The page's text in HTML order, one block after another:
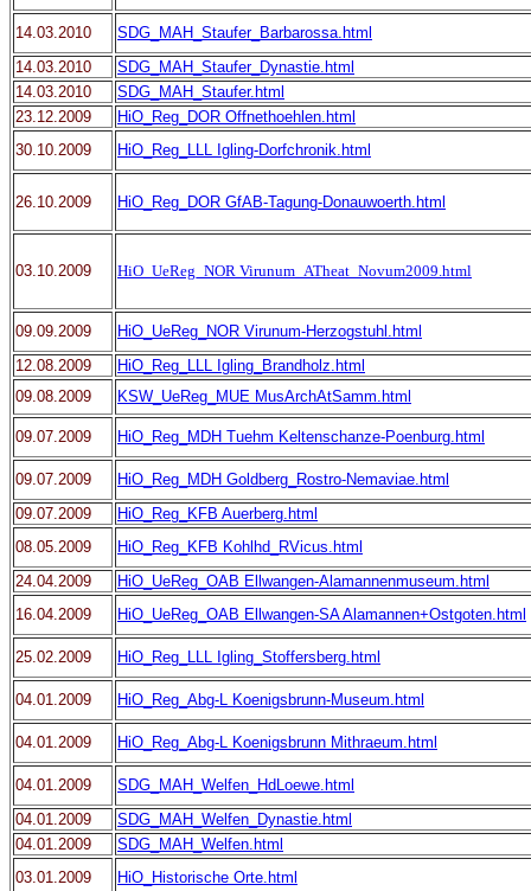
14.03.2010
SDG_MAH_Staufer_Barbarossa.html
14.03.2010
SDG_MAH_Staufer_Dynastie.html
14.03.2010
SDG_MAH_Staufer.html
23.12.2009
HiO_Reg_DOR Offnethoehlen.html
30.10.2009
HiO_Reg_LLL Igling-Dorfchronik.html
26.10.2009 HiO_Reg_DOR GfAB-Tagung-Donauwoerth.html
03.10.2009 HiO_UeReg_NOR Virunum_ATheat_Novum2009.html
09.09.2009
HiO_UeReg_NOR Virunum-Herzogstuhl.html
12.08.2009
HiO_Reg_LLL Igling_Brandholz.html
09.08.2009
KSW_UeReg_MUE MusArchAtSamm.html
09.07.2009 HiO_Reg_MDH Tuehm Keltenschanze-Poenburg.html
09.07.2009
HiO_Reg_MDH Goldberg_Rostro-Nemaviae.html
09.07.2009
HiO_Reg_KFB Auerberg.html
08.05.2009
HiO_Reg_KFB Kohlhd_RVicus.html
24.04.2009
HiO_UeReg_OAB Ellwangen-Alamannenmuseum.html
16.04.2009
HiO_UeReg_OAB Ellwangen-SA Alamannen+Ostgoten.html
25.02.2009 HiO_Reg_LLL Igling_Stoffersberg.html
04.01.2009 HiO_Reg_Abg-L Koenigsbrunn-Museum.html
04.01.2009 HiO_Reg_Abg-L Koenigsbrunn Mithraeum.html
04.01.2009
SDG_MAH_Welfen_HdLoewe.html
04.01.2009
SDG_MAH_Welfen_Dynastie.html
04.01.2009
SDG_MAH_Welfen.html
03.01.2009
HiO_Historische Orte.html